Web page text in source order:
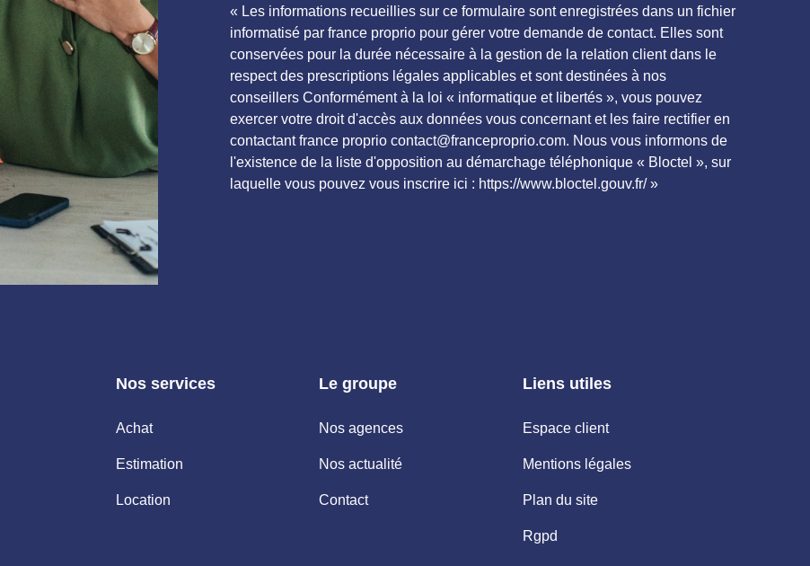
« Les informations recueillies sur ce formulaire sont enregistrées dans un fichier
informatisé par france proprio pour gérer votre demande de contact. Elles sont
conservées pour la durée nécessaire à la gestion de la relation client dans le
respect des prescriptions légales applicables et sont destinées à nos
conseillers Conformément à la loi « informatique et libertés », vous pouvez
exercer votre droit d'accès aux données vous concernant et les faire rectifier en
contactant france proprio contact@franceproprio.com. Nous vous informons de
l'existence de la liste d'opposition au démarchage téléphonique « Bloctel », sur
laquelle vous pouvez vous inscrire ici : https://www.bloctel.gouv.fr/ »
Nos services
Achat
Estimation
Location
Le groupe
Nos agences
Nos actualité
Contact
Liens utiles
Espace client
Mentions légales
Plan du site
Rgpd